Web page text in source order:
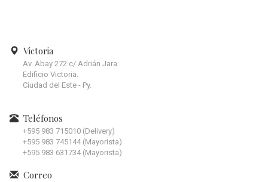
Victoria
Av. Abay 272 c/ Adrián Jara.
Edificio Victoria.
Ciudad del Este - Py.
Teléfonos
+595 983 715010 (Delivery)
+595 983 745144 (Mayorista)
+595 983 631734 (Mayorista)
Correo